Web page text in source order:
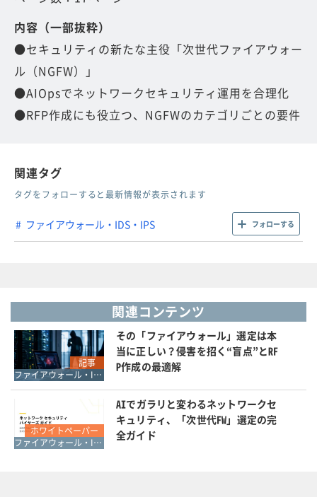
内容（一部抜粋）
●セキュリティの新たな主役「次世代ファイアウォー
ル（NGFW）」
●AIOpsでネットワークセキュリティ運用を合理化
●RFP作成にも役立つ、NGFWのカテゴリごとの要件
関連タグ
タグをフォローすると最新情報が表示されます
ファイアウォール・IDS・IPS フォローする
関連コンテンツ
記事
ファイアウォール・IDS・IPS
その「ファイアウォール」選定は本
当に正しい？侵害を招く“盲点”とRF
P作成の最適解
ホワイトペーパー
ファイアウォール・IDS・IPS
AIでガラリと変わるネットワークセ
キュリティ、「次世代FW」選定の完
全ガイド